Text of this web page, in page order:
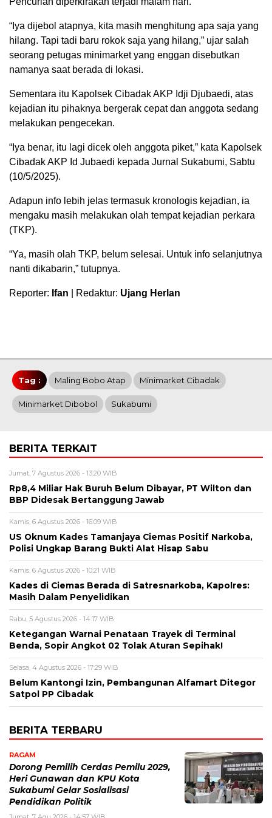
“Iya dijebol atapnya, kita masih menghitung apa saja yang
hilang. Tapi tadi baru rokok saja yang hilang,” ujar salah
seorang petugas minimarket yang enggan disebutkan
namanya saat berada di lokasi.
Sementara itu Kapolsek Cibadak AKP Idji Djubaedi, atas
kejadian itu pihaknya bergerak cepat dan anggota sedang
melakukan pengecekan.
“Iya benar, itu lagi dicek oleh anggota piket,” kata Kapolsek
Cibadak AKP Id Jubaedi kepada Jurnal Sukabumi, Sabtu
(10/5/2025).
Adapun info lebih jelas termasuk kronologis kejadian, ia
mengaku masih melakukan olah tempat kejadian perkara
(TKP).
“Ya, masih olah TKP, belum selesai. Untuk info selanjutnya
nanti dikabarin,” tutupnya.
Reporter: Ifan | Redaktur: Ujang Herlan
Tag : Maling Bobo Atap Minimarket Cibadak
Minimarket Dibobol Sukabumi
BERITA TERKAIT
Jumat, 7 Agustus 2026 - 13:20 WIB
Rp8,4 Miliar Hak Buruh Belum Dibayar, PT Wilton dan
BBP Didesak Bertanggung Jawab
Kamis, 6 Agustus 2026 - 16:09 WIB
US Oknum Kades Tamanjaya Ciemas Positif Narkoba,
Polisi Ungkap Barang Bukti Alat Hisap Sabu
Kamis, 6 Agustus 2026 - 10:21 WIB
Kades di Ciemas Berada di Satresnarkoba, Kapolres:
Masih Dalam Penyelidikan
Rabu, 5 Agustus 2026 - 14:17 WIB
Ketegangan Warnai Penataan Trayek di Terminal
Benda, Sopir Angkot 02 Tolak Aturan Sepihak!
Selasa, 4 Agustus 2026 - 17:29 WIB
Belum Kantongi Izin, Pembangunan Alfamart Ditegor
Satpol PP Cibadak
BERITA TERBARU
RAGAM
Dorong Pemilih Cerdas Pemilu 2029,
Heri Gunawan dan KPU Kota
Sukabumi Gelar Sosialisasi
Pendidikan Politik